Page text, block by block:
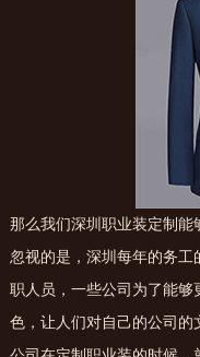
那么我们深圳职业装定制
忽视的是，深圳每年的务
职人员，一些公司为了能
色，让人们对自己的公司的